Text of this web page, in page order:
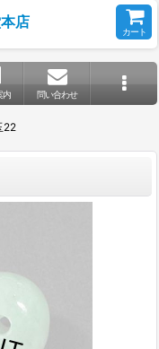
店
カート
内 問い合わせ
22